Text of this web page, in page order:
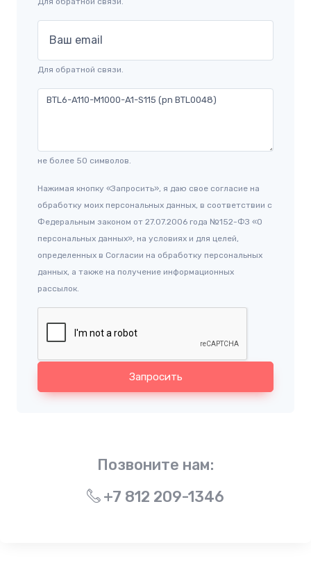
Ваш email
Для обратной связи.
не более 50 символов.
Нажимая кнопку «Запросить», я даю свое согласие на
обработку моих персональных данных, в соответствии с
Федеральным законом от 27.07.2006 года №152-ФЗ «О
персональных данных», на условиях и для целей,
определенных в Согласии на обработку персональных
данных, а также на получение информационных
рассылок.
Запросить
Позвоните нам:
+7 812 209-1346